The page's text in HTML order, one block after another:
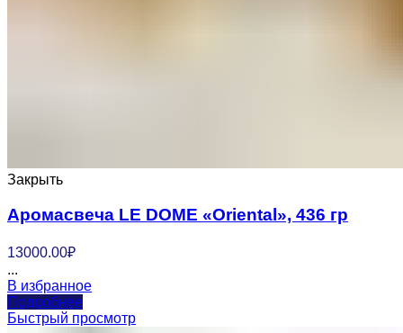
Закрыть
Аромасвеча LE DOME «Oriental», 436 гр
13000.00₽
...
В избранное
Подробнее
Быстрый просмотр